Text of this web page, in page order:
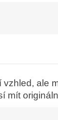
ale
mít